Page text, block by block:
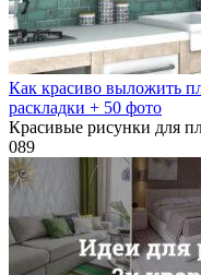
Как красиво выложить
раскладки + 50 фото
Красивые рисунки для
089